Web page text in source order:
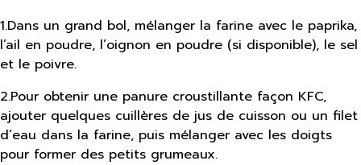
1.Dans un grand bol, mélanger la farine avec le paprika,
l’ail en poudre, l’oignon en poudre (si disponible), le sel
et le poivre.
2.Pour obtenir une panure croustillante façon KFC,
ajouter quelques cuillères de jus de cuisson ou un filet
d’eau dans la farine, puis mélanger avec les doigts
pour former des petits grumeaux.